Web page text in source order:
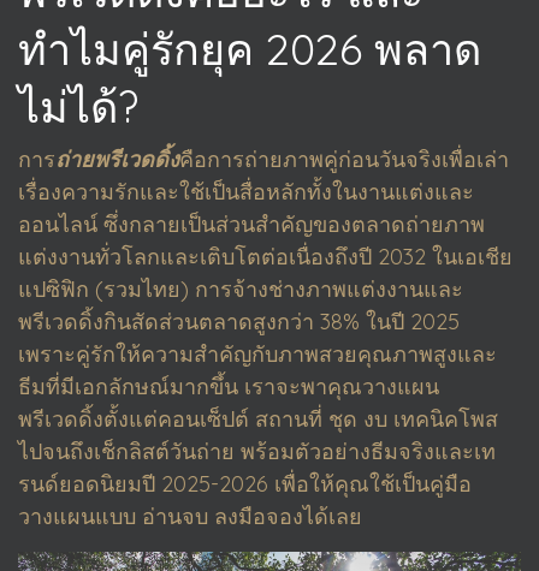
ทำไมคู่รักยุค 2026 พลาด
ไม่ได้?
การถ่ายพรีเวดดิ้งคือการถ่ายภาพคู่ก่อนวันจริงเพื่อเล่า
เรื่องความรักและใช้เป็นสื่อหลักทั้งในงานแต่งและ
ออนไลน์ ซึ่งกลายเป็นส่วนสำคัญของตลาดถ่ายภาพ
แต่งงานทั่วโลกและเติบโตต่อเนื่องถึงปี 2032 ในเอเชีย
แปซิฟิก (รวมไทย) การจ้างช่างภาพแต่งงานและ
พรีเวดดิ้งกินสัดส่วนตลาดสูงกว่า 38% ในปี 2025
เพราะคู่รักให้ความสำคัญกับภาพสวยคุณภาพสูงและ
ธีมที่มีเอกลักษณ์มากขึ้น เราจะพาคุณวางแผน
พรีเวดดิ้งตั้งแต่คอนเซ็ปต์ สถานที่ ชุด งบ เทคนิคโพส
ไปจนถึงเช็กลิสต์วันถ่าย พร้อมตัวอย่างธีมจริงและเท
รนด์ยอดนิยมปี 2025-2026 เพื่อให้คุณใช้เป็นคู่มือ
วางแผนแบบ อ่านจบ ลงมือจองได้เลย